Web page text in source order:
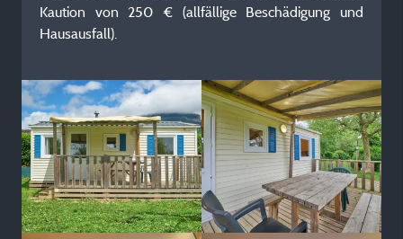
Kaution von 250 € (allfällige Beschädigung und
Hausausfall).